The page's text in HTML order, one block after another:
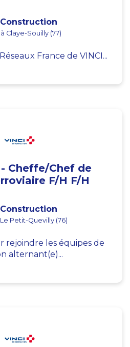
Construction
à Claye-Souilly (77)
France de VINCI...
Cheffe/Chef de
F/H F/H
Construction
Petit-Quevilly (76)
rejoindre les équipes de
alternant(e)...